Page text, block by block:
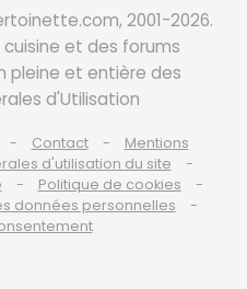
2001-2026.
et des forums
pleine et entière des
d'Utilisation
Contact
Mentions
d'utilisation du site
Politique de cookies
données personnelles